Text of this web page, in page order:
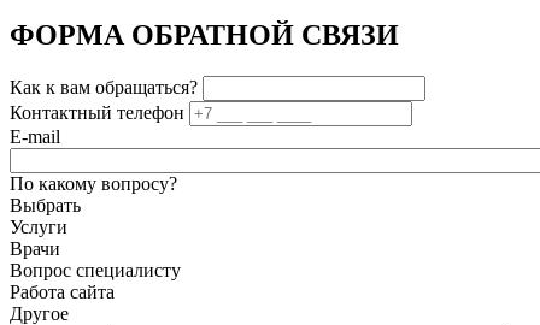
ФОРМА ОБРАТНОЙ СВЯЗИ
Как к вам обращаться?
Контактный телефон
E-mail
По какому вопросу?
Выбрать
Услуги
Врачи
Вопрос специалисту
Работа сайта
Другое